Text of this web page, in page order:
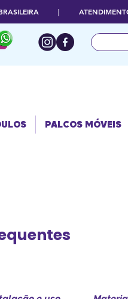
| ATENDIMENTO
PALCOS MÓVEIS